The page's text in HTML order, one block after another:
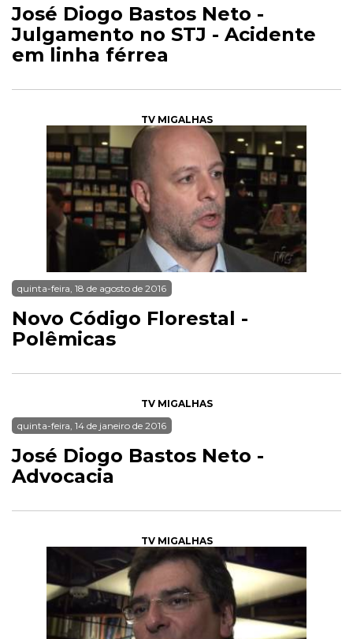
José Diogo Bastos Neto -
Julgamento no STJ - Acidente
em linha férrea
TV MIGALHAS
quinta-feira, 18 de agosto de 2016
Novo Código Florestal -
Polêmicas
TV MIGALHAS
quinta-feira, 14 de janeiro de 2016
José Diogo Bastos Neto -
Advocacia
TV MIGALHAS